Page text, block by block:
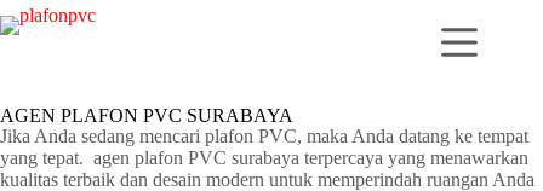
AGEN PLAFON PVC SURABAYA
Jika Anda sedang mencari plafon PVC, maka Anda datang ke tempat
yang tepat. agen plafon PVC surabaya terpercaya yang menawarkan
kualitas terbaik dan desain modern untuk memperindah ruangan Anda